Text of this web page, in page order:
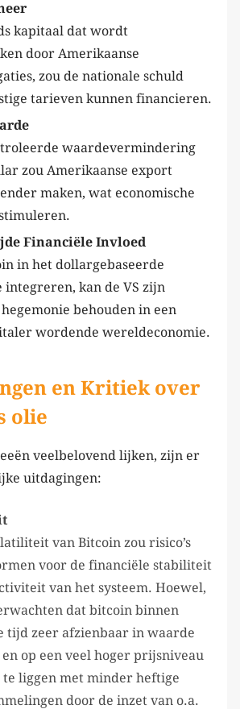
kapitaal dat wordt
door Amerikaanse
zou de nationale schuld
tarieven kunnen financieren.
waardevermindering
zou Amerikaanse export
maken, wat economische
Financiële Invloed
in het dollargebaseerde
integreren, kan de VS zijn
behouden in een
wordende wereldeconomie.
en Kritiek over
olie
veelbelovend lijken, zijn er
uitdagingen:
van Bitcoin zou risico’s
voor de financiële stabiliteit
van het systeem. Hoewel,
dat bitcoin binnen
tijd zeer afzienbaar in waarde
op een veel hoger prijsniveau
te liggen met minder heftige
door de inzet van o.a.